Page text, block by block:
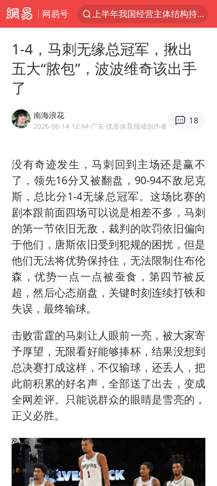
网易号
上半年我国经营主体结构持续优化
于东来回应胖东来近25年老店年底关闭
《披荆斩棘2026》阵容官宣
白海豚北上或致京津冀暴雨
新疆一婚礼线上邀请引热议
构建更高水平的全民健身公共服务体系
上门女婿出轨女邻居多年被判重婚罪
世界第1特鲁姆普斯诺克中国赛一轮游
云南一男子胃中取出180颗铁钉
以军士兵把枪口对准中国记者
景区回应“麦积山石窟看完需2000元”
曹颖儿子首次演长剧
1-4，马刺无缘总冠军，揪出
五大“脓包”，波波维奇该出手
了
南海浪花
2026-06-14 12:44·广东·优质体育领域创作者
18
没有奇迹发生，马刺回到主场还是赢不
了，领先16分又被翻盘，90-94不敌尼克
斯，总比分1-4无缘总冠军。这场比赛的
剧本跟前面四场可以说是相差不多，马刺
的第一节依旧无敌，裁判的吹罚依旧偏向
于他们，唐斯依旧受到犯规的困扰，但是
他们无法将优势保持住，无法限制住布伦
森，优势一点一点被蚕食，第四节被反
超，然后心态崩盘，关键时刻连续打铁和
失误，最终输球。
击败雷霆的马刺让人眼前一亮，被大家寄
予厚望，无限看好能够捧杯，结果没想到
总决赛打成这样，不仅输球，还丢人，把
此前积累的好名声，全部送了出去，变成
全网差评。只能说群众的眼睛是雪亮的，
正义必胜。